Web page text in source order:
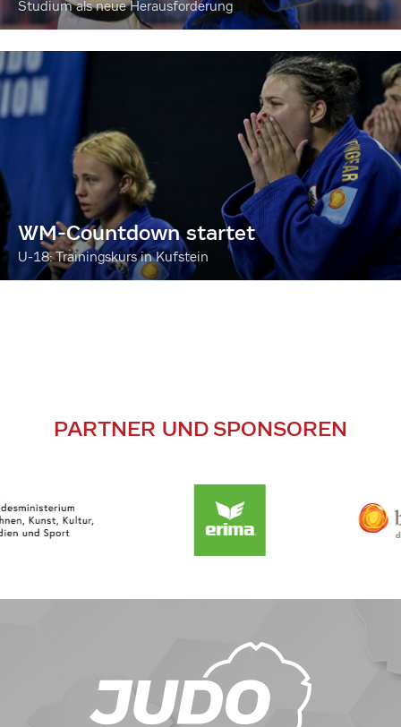
Studium als neue Herausforderung
WM-Countdown startet
U-18: Trainingskurs in Kufstein
PARTNER UND SPONSOREN